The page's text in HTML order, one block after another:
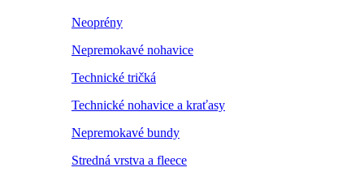
Neoprény
Nepremokavé nohavice
Technické tričká
Technické nohavice a kraťasy
Nepremokavé bundy
Stredná vrstva a fleece